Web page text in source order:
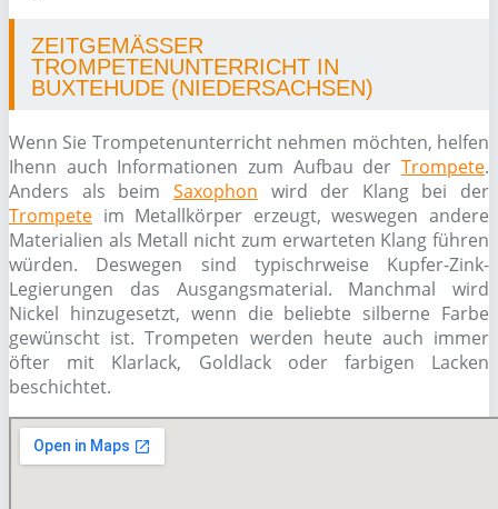
ZEITGEMÄSSER T
ROMPETENUNTERRICHT IN B
UXTEHUDE (NIEDERSACHSEN)
Wenn Sie Trompetenunterricht nehmen möchten, helfen
Ihenn auch Informationen zum Aufbau der Trompete.
Anders als beim Saxophon wird der Klang bei der
Trompete im Metallkörper erzeugt, weswegen andere
Materialien als Metall nicht zum erwarteten Klang führen
würden. Deswegen sind typischrweise Kupfer-Zink-
Legierungen das Ausgangsmaterial. Manchmal wird
Nickel hinzugesetzt, wenn die beliebte silberne Farbe
gewünscht ist. Trompeten werden heute auch immer
öfter mit Klarlack, Goldlack oder farbigen Lacken
beschichtet.